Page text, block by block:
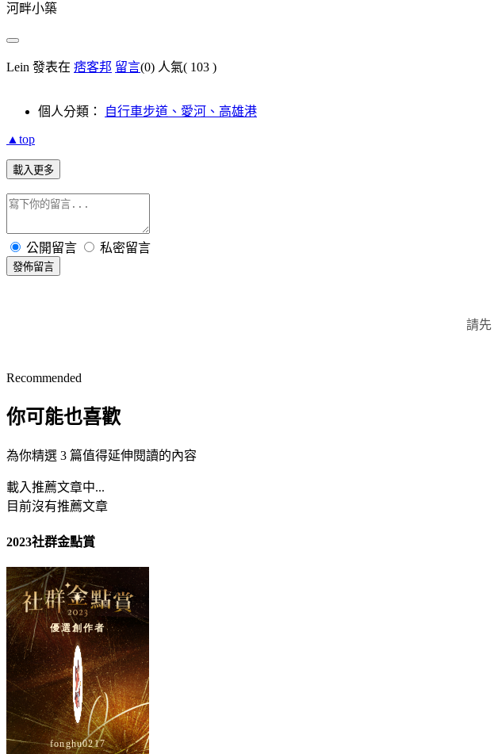
河畔小築
Lein 發表在 痞客邦 留言(0) 人氣( 103 )
個人分類： 自行車步道、愛河、高雄港
▲top
載入更多
公開留言 私密留言
發佈留言
請先
Recommended
你可能也喜歡
為你精選 3 篇值得延伸閱讀的內容
載入推薦文章中...
目前沒有推薦文章
2023社群金點賞